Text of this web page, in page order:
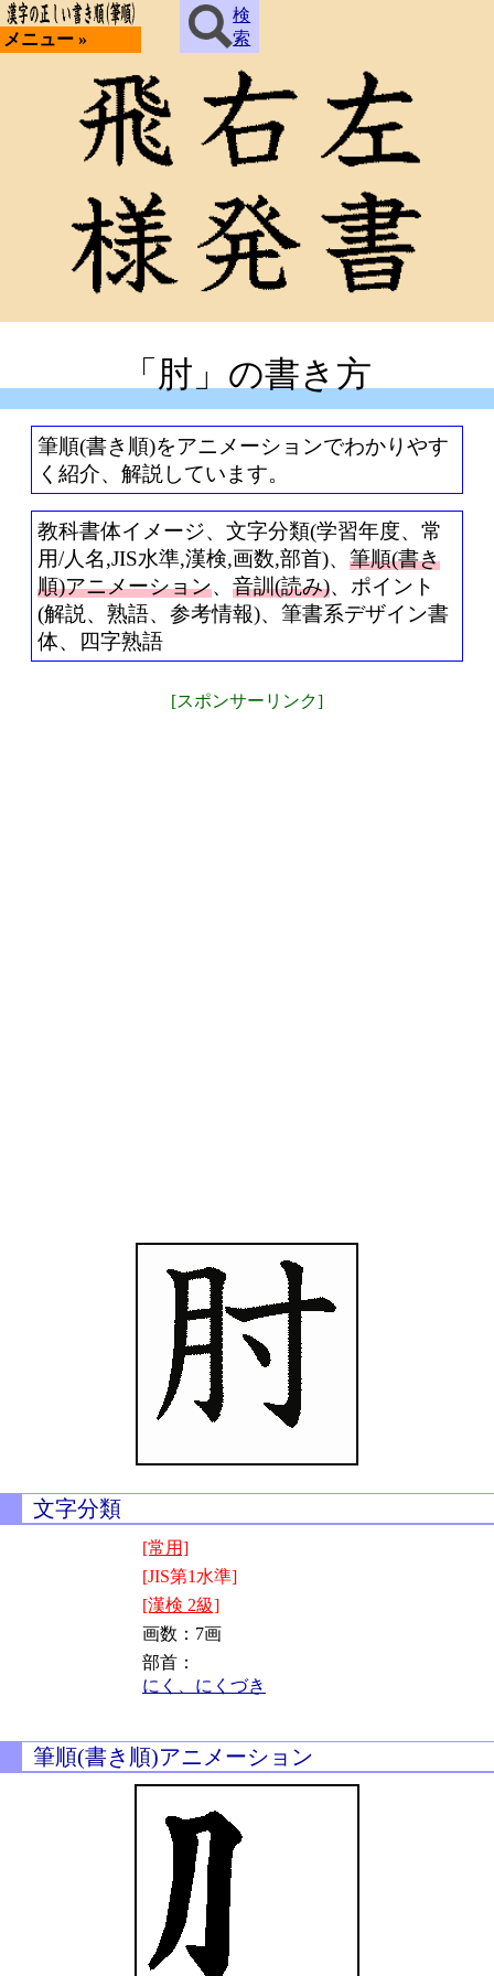
メニュー »
検
索
「肘」の書き方
筆順(書き順)をアニメーションでわかりやす
く紹介、解説しています。
教科書体イメージ、文字分類(学習年度、常
用/人名,JIS水準,漢検,画数,部首)、 筆順(書き
順)アニメーション、 音訓(読み)、ポイント
(解説、熟語、参考情報)、筆書系デザイン書
体、四字熟語
[スポンサーリンク]
文字分類
[常用]
[JIS第1水準]
[漢検 2級]
画数：7画
部首：
にく、にくづき
筆順(書き順)アニメーション